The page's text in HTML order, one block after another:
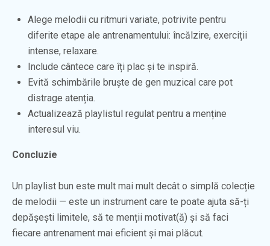
Alege melodii cu ritmuri variate, potrivite pentru
diferite etape ale antrenamentului: încălzire, exerciții
intense, relaxare.
Include cântece care îți plac și te inspiră.
Evită schimbările bruște de gen muzical care pot
distrage atenția.
Actualizează playlistul regulat pentru a menține
interesul viu.
Concluzie
Un playlist bun este mult mai mult decât o simplă colecție
de melodii — este un instrument care te poate ajuta să-ți
depășești limitele, să te menții motivat(ă) și să faci
fiecare antrenament mai eficient și mai plăcut.